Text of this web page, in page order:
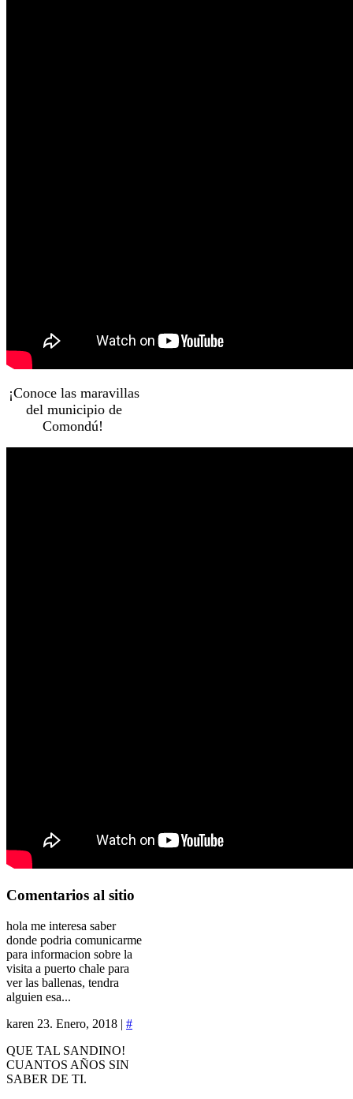
¡Conoce las maravillas
del municipio de
Comondú!
Comentarios al sitio
hola me interesa saber
donde podria comunicarme
para informacion sobre la
visita a puerto chale para
ver las ballenas, tendra
alguien esa...
karen 23. Enero, 2018 | #
QUE TAL SANDINO!
CUANTOS AÑOS SIN
SABER DE TI.